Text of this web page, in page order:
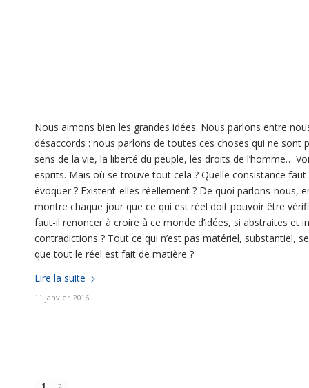
Nous aimons bien les grandes idées. Nous parlons entre
désaccords : nous parlons de toutes ces choses qui ne
sens de la vie, la liberté du peuple, les droits de l’homme…
esprits. Mais où se trouve tout cela ? Quelle consistance
évoquer ? Existent-elles réellement ? De quoi parlons-nous,
montre chaque jour que ce qui est réel doit pouvoir être
faut-il renoncer à croire à ce monde d’idées, si abstraites et
contradictions ? Tout ce qui n’est pas matériel, substantiel,
que tout le réel est fait de matière ?
Lire la suite
11 janvier 2016
1